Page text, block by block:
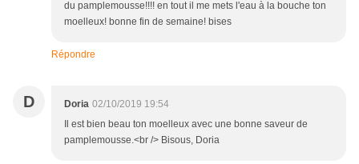
du pamplemousse!!!! en tout il me mets l'eau à la bouche ton
moelleux! bonne fin de semaine! bises
Répondre
D Doria 02/10/2019 19:54
Il est bien beau ton moelleux avec une bonne saveur de
pamplemousse.<br /> Bisous, Doria